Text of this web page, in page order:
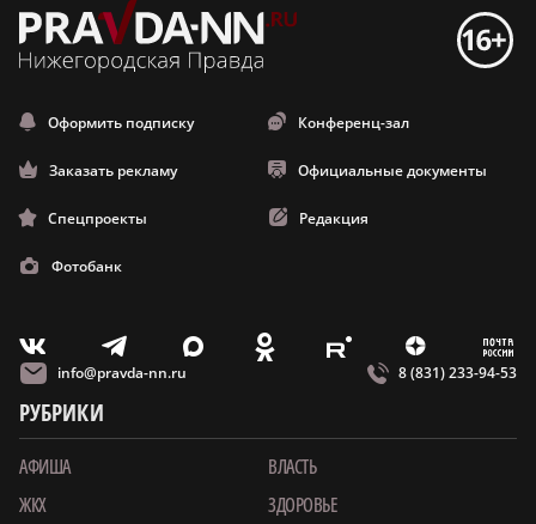
Оформить подписку Конференц-зал
Заказать рекламу Официальные документы
Спецпроекты Редакция
Фотобанк
V T X O E Z m
info@pravda-nn.ru 8 (831) 233-94-53
РУБРИКИ
АФИША
ВЛАСТЬ
ЖКХ
ЗДОРОВЬЕ